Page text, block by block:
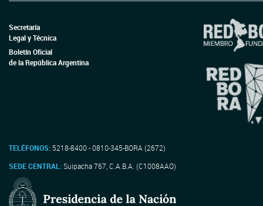
Secretaría
Legal y Técnica
Boletín Oficial
de la República Argentina
TELÉFONOS: 5218-8400 - 0810-345-BORA (2672)
SEDE CENTRAL:Suipacha 767, C.A.B.A. (C1008AAO)